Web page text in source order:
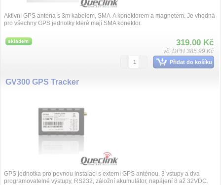
Aktivní GPS anténa s 3m kabelem, SMA-A konektorem a magnetem. Je vhodná
pro všechny GPS jednotky které mají SMA konektor.
skladem 319.00 Kč
vč. DPH 385.99 Kč
Přidat do košíku
GV300 GPS Tracker
GPS jednotka pro pevnou instalací s externí GPS anténou, 3 vstupy a dva
programovatelné výstupy, RS232, záložní akumulátor, napájení 8 až 32VDC.